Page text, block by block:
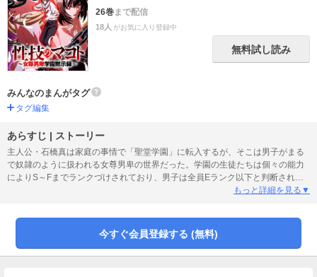
26巻まで配信
18人 がお気に入り登録中
無料試し読み
みんなのまんがタグ
タグ編集
あらすじ | ストーリー
主人公・石橋真は家庭の事情で「聖堂学園」に転入するが、そこは男子がまる
で奴隷のように扱われる女尊男卑の世界だった。学園の生徒たちは個々の能力
によりS～Fまでランクづけされており、男子は全員Eランク以下と判断され
る。ランクの差は絶対で、おまけに上位ランクの女子生徒は「性技」と呼ばれ
使し、女を虜にするスーパー竿師となる真と、学園を支配する女たちとの壮絶
なセックスバトルストーリーが開幕する！！
もっと詳細を見る▼
今すぐ会員登録する (無料)